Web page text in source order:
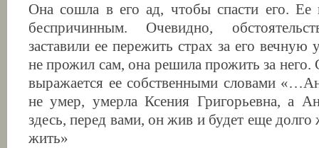
Она сошла в его ад, чтобы спасти его. Ее
беспричинным. Очевидно,
заставили ее пережить страх за его вечную
не прожил сам, она решила прожить за него.
выражается ее собственными словами
не умер, умерла Ксения Григорьевна, а
здесь, перед вами, он жив и будет еще долго
жить»